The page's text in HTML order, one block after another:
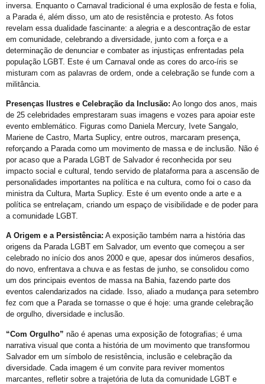
Roteiro Orgulho em Salvador
Chame Meu Nome
Retificação de Nome
Perdas Levam à Tragédia Pessoal
Falares LGBT+
Salve 2 de julho
Gay is Good, Gays is Proud
Dia Internacional do Orgulho LGBT+
Junho, 28 de Stonewall
Junho Violeta
VEM!
Abordagem cristã
inversa. Enquanto o Carnaval tradicional é uma explosão de festa e folia,
a Parada é, além disso, um ato de resistência e protesto. As fotos
revelam essa dualidade fascinante: a alegria e a descontração de estar
em comunidade, celebrando a diversidade, junto com a força e a
determinação de denunciar e combater as injustiças enfrentadas pela
população LGBT. Este é um Carnaval onde as cores do arco-íris se
misturam com as palavras de ordem, onde a celebração se funde com a
militância.
Presenças Ilustres e Celebração da Inclusão: Ao longo dos anos, mais
de 25 celebridades emprestaram suas imagens e vozes para apoiar este
evento emblemático. Figuras como Daniela Mercury, Ivete Sangalo,
Mariene de Castro, Marta Suplicy, entre outros, marcaram presença,
reforçando a Parada como um movimento de massa e de inclusão. Não é
por acaso que a Parada LGBT de Salvador é reconhecida por seu
impacto social e cultural, tendo servido de plataforma para a ascensão de
personalidades importantes na política e na cultura, como foi o caso da
ministra da Cultura, Marta Suplicy. Este é um evento onde a arte e a
política se entrelaçam, criando um espaço de visibilidade e de poder para
a comunidade LGBT.
A Origem e a Persistência: A exposição também narra a história das
origens da Parada LGBT em Salvador, um evento que começou a ser
celebrado no início dos anos 2000 e que, apesar dos inúmeros desafios,
do novo, enfrentava a chuva e as festas de junho, se consolidou como
um dos principais eventos de massa na Bahia, fazendo parte dos
eventos calendarizados na cidade. Isso, aliado a mudança para setembro
fez com que a Parada se tornasse o que é hoje: uma grande celebração
de orgulho, diversidade e inclusão.
“Com Orgulho” não é apenas uma exposição de fotografias; é uma
narrativa visual que conta a história de um movimento que transformou
Salvador em um símbolo de resistência, inclusão e celebração da
diversidade. Cada imagem é um convite para reviver momentos
marcantes, refletir sobre a trajetória de luta da comunidade LGBT e